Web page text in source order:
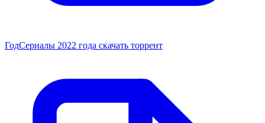
ГодСериалы 2022 года скачать торрент